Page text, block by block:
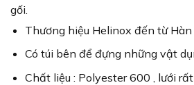
gối.
Thương hiệu Helinox đến từ Hàn
Có túi bên để đựng những vật
Chất liệu : Polyester 600 , lưới